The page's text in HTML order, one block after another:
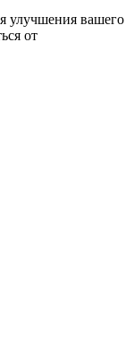
улучшения вашего
от